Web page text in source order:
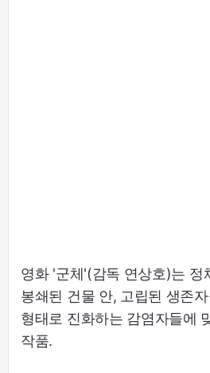
영화 '군체'(감독 연상호)는 정
봉쇄된 건물 안, 고립된 생존
형태로 진화하는 감염자들에
작품.